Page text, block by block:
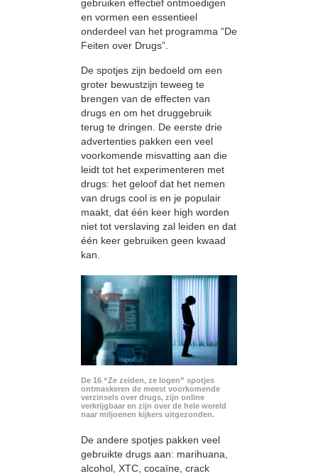
gebruiken effectief ontmoedigen
en vormen een essentieel
onderdeel van het programma “De
Feiten over Drugs”.
De spotjes zijn bedoeld om een
groter bewustzijn teweeg te
brengen van de effecten van
drugs en om het druggebruik
terug te dringen. De eerste drie
advertenties pakken een veel
voorkomende misvatting aan die
leidt tot het experimenteren met
drugs: het geloof dat het nemen
van drugs cool is en je populair
maakt, dat één keer high worden
niet tot verslaving zal leiden en dat
één keer gebruiken geen kwaad
kan.
De 16 “Ze zeiden, ze logen” spotjes
ontmaskeren de meest voorkomende
verzinsels over drugs, zijn online
verkrijgbaar en zijn over de hele wereld
naar miljoenen kijkers uitgezonden.
De andere spotjes pakken veel
gebruikte drugs aan: marihuana,
alcohol, XTC, cocaïne, crack